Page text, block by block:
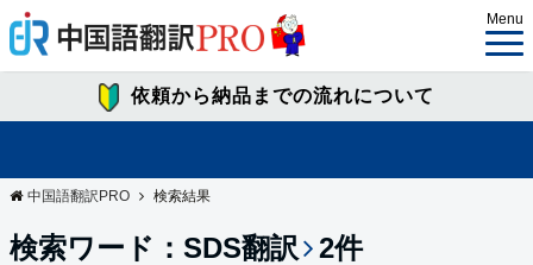
Menu
依頼から納品までの流れについて
中国語翻訳PRO 検索結果
検索ワード：SDS翻訳 2件